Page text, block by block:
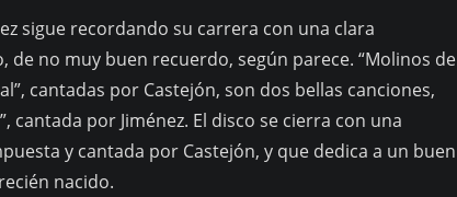
sigue recordando su carrera con una clara
de no muy buen recuerdo, según parece. “Molinos de
cantadas por Castejón, son dos bellas canciones,
cantada por Jiménez. El disco se cierra con una
y cantada por Castejón, y que dedica a un buen
nacido.